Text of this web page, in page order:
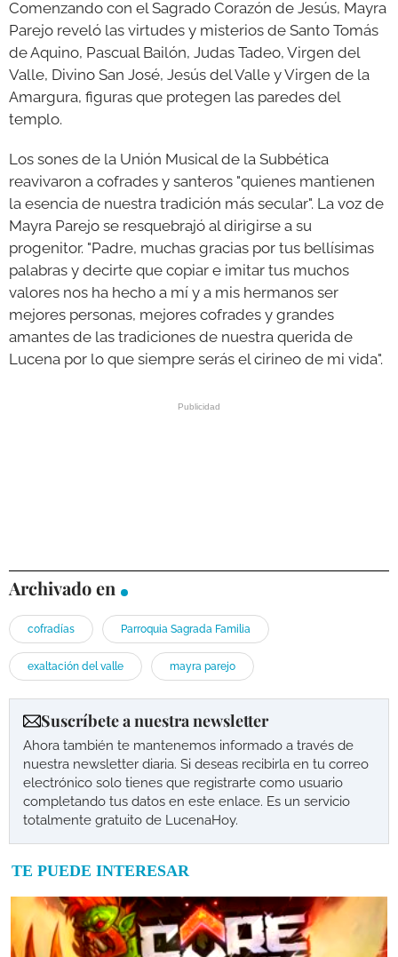
Comenzando con el Sagrado Corazón de Jesús, Mayra
Parejo reveló las virtudes y misterios de Santo Tomás
de Aquino, Pascual Bailón, Judas Tadeo, Virgen del
Valle, Divino San José, Jesús del Valle y Virgen de la
Amargura, figuras que protegen las paredes del
templo.
Los sones de la Unión Musical de la Subbética
reavivaron a cofrades y santeros "quienes mantienen
la esencia de nuestra tradición más secular". La voz de
Mayra Parejo se resquebrajó al dirigirse a su
progenitor. "Padre, muchas gracias por tus bellísimas
palabras y decirte que copiar e imitar tus muchos
valores nos ha hecho a mí y a mis hermanos ser
mejores personas, mejores cofrades y grandes
amantes de las tradiciones de nuestra querida de
Lucena por lo que siempre serás el cirineo de mi vida".
Archivado en
cofradías Parroquia Sagrada Familia
exaltación del valle mayra parejo
Suscríbete a nuestra newsletter
Ahora también te mantenemos informado a través de
nuestra newsletter diaria. Si deseas recibirla en tu correo
electrónico solo tienes que registrarte como usuario
completando tus datos en este enlace. Es un servicio
totalmente gratuito de LucenaHoy.
TE PUEDE INTERESAR